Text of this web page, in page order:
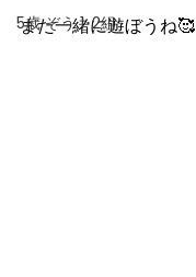
5歳 ぞう 1･2組
また一緒に遊ぼうね🥰